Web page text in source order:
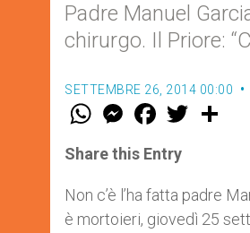
Padre Manuel
chirurgo. Il Priore:
SETTEMBRE 26, 2014 00:00
W
t
s
p
p
M
e
s
e
g
e
r
F
a
e
b
o
k
w
r
Share this Entry
Non c’è l’ha fatta padre
è mortoieri, giovedì 25